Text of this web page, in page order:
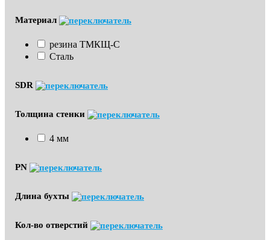
Материал
резина ТМКЩ-С
Сталь
SDR
Толщина стенки
4 мм
PN
Длина бухты
Кол-во отверстий